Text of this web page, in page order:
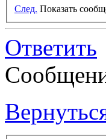
След. Показать
Ответить